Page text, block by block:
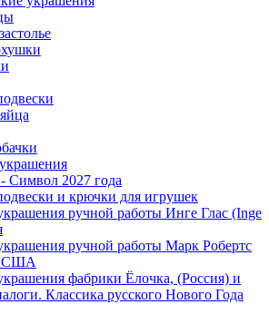
Символ 2027 года
и крючки для игрушек
ручной работы Инге Глас (Inge
ручной работы Марк Робертс
США
фабрики Ёлочка, (Россия) и
Классика русского Нового Года